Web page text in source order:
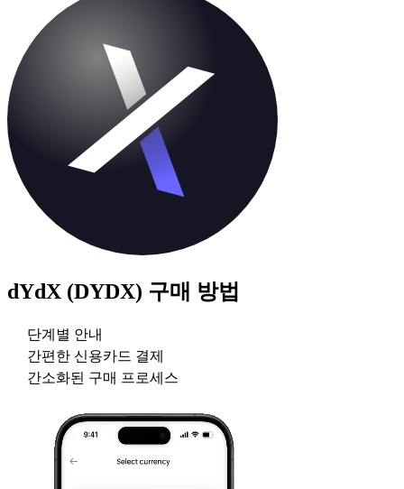
dYdX (DYDX) 구매 방법
단계별 안내
간편한 신용카드 결제
간소화된 구매 프로세스